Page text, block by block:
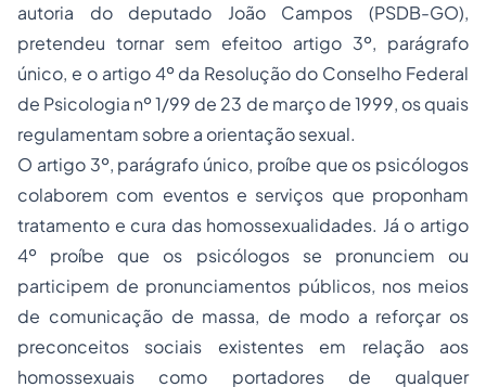
autoria do deputado João Campos (PSDB-GO),
pretendeu tornar sem efeitoo artigo 3º, parágrafo
único, e o artigo 4º da Resolução do Conselho Federal
de Psicologia nº 1/99 de 23 de março de 1999, os quais
regulamentam sobre a orientação sexual.
O artigo 3º, parágrafo único, proíbe que os psicólogos
colaborem com eventos e serviços que proponham
tratamento e cura das homossexualidades. Já o artigo
4º proíbe que os psicólogos se pronunciem ou
participem de pronunciamentos públicos, nos meios
de comunicação de massa, de modo a reforçar os
preconceitos sociais existentes em relação aos
homossexuais como portadores de qualquer